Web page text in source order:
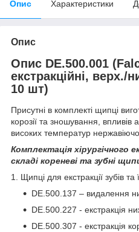
Опис Характеристики
Опис
Опис DE.500.001
екстракційні,
10 шт)
Присутні в комплекті щипці
корозії та зношування, впливів
високих температур
Комплектація хірургічного
складі кореневі та зубні
1. Щипці для екстракції зубів та
DE.500.137 – видалення
DE.500.227 - екстракція
DE.500.307 - екстракція